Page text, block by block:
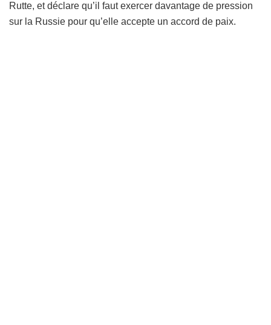
Rutte, et déclare qu’il faut exercer davantage de pression
sur la Russie pour qu’elle accepte un accord de paix.